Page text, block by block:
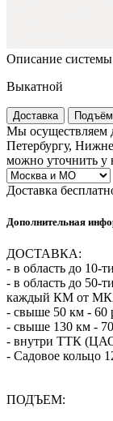
Описание
Выкатной
Доставка
Мы осуществляем
Петербургу,
можно уточнить у
Доставка
Дополнительная
ДОСТАВКА:
- в область до 10-
- в область до 50-
каждый КМ от
- свыше 50 км - 60
- свыше 130 км -
- внутри ТТК
- Садовое кольцо
ПОДЪЕМ: